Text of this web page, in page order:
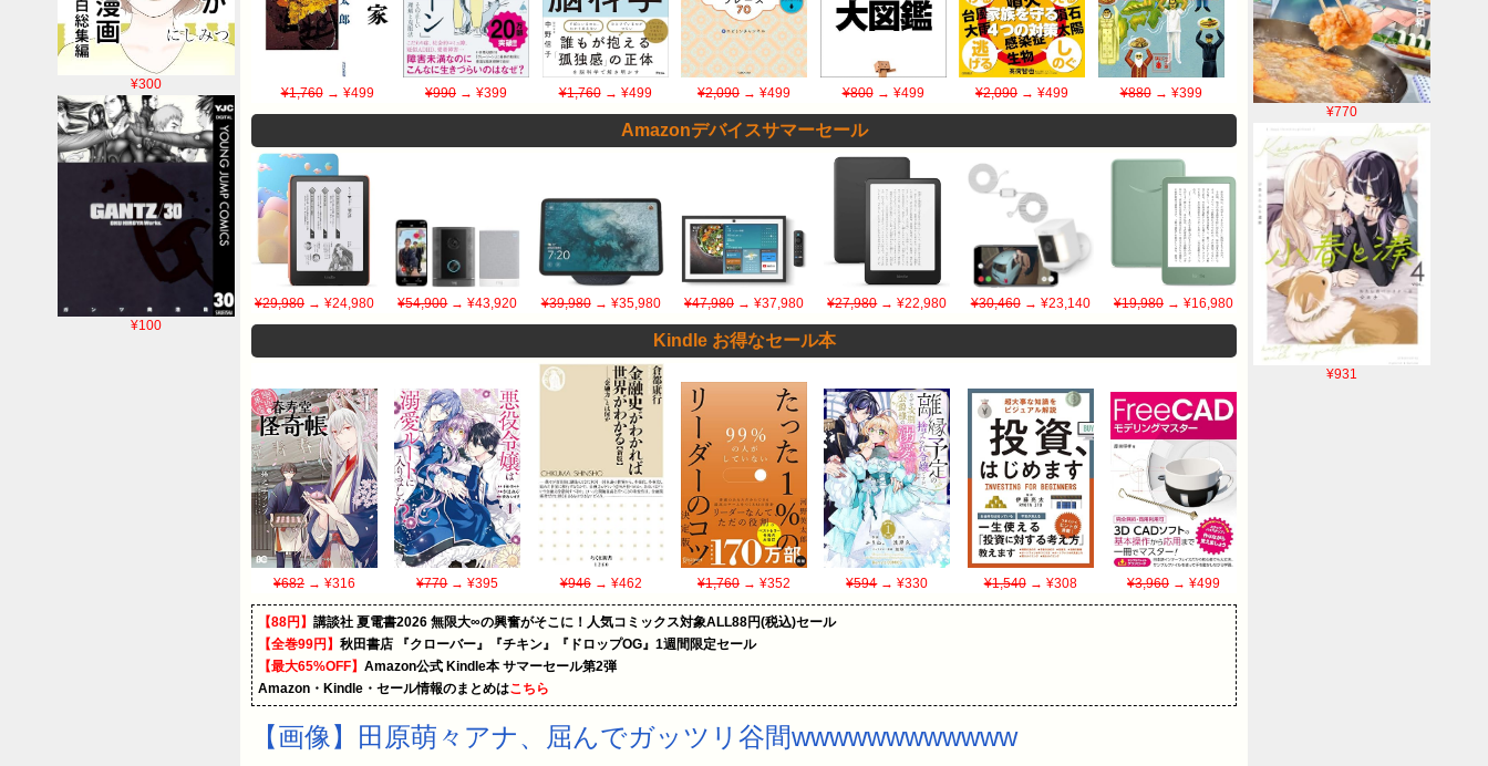
¥770
¥931
¥300
¥100
¥1,760→ ¥499 ¥990 → ¥399 ¥1,760→ ¥499 ¥2,090 → ¥499 ¥800→ ¥499 ¥2,090 → ¥499 ¥880→ ¥399
Amazonデバイスサマーセール
¥29,980 → ¥24,980 ¥54,900→ ¥43,920 ¥39,980→ ¥35,980 ¥47,980→ ¥37,980 ¥27,980→ ¥22,980 ¥30,460→ ¥23,140 ¥19,980→ ¥16,980
Kindle お得なセール本
¥682 → ¥316 ¥770→ ¥395 ¥946→ ¥462 ¥1,760→ ¥352 ¥594→ ¥330 ¥1,540→ ¥308 ¥3,960→ ¥499
【88円】 講談社 夏電書2026 無限大∞の興奮がそこに！人気コミックス対象ALL88円(税込)セール
【全巻99円】 秋田書店 『クローバー』『チキン』『ドロップOG』1週間限定セール
【最大65%OFF】 Amazon公式 Kindle本 サマーセール第2弾
Amazon・Kindle・セール情報のまとめはこちら
【画像】田原萌々アナ、屈んでガッツリ谷間wwwwwwwwwwww